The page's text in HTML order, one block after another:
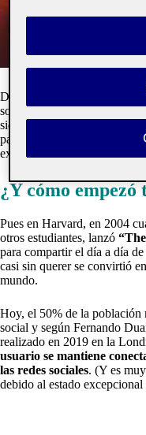
Después de realizar un
solo aparece mi foto de
sido muy fan de las redes
parte de alguna plataforma
extraño o un anciano
¿Y cómo empezó
Pues en Harvard, en 2004
otros estudiantes, lanzó
para compartir el día a día
casi sin querer se convirtió
mundo.
Hoy, el 50% de la población
social y según Fernando
realizado en 2019 en la
usuario se mantiene
las redes sociales. (Y es
debido al estado